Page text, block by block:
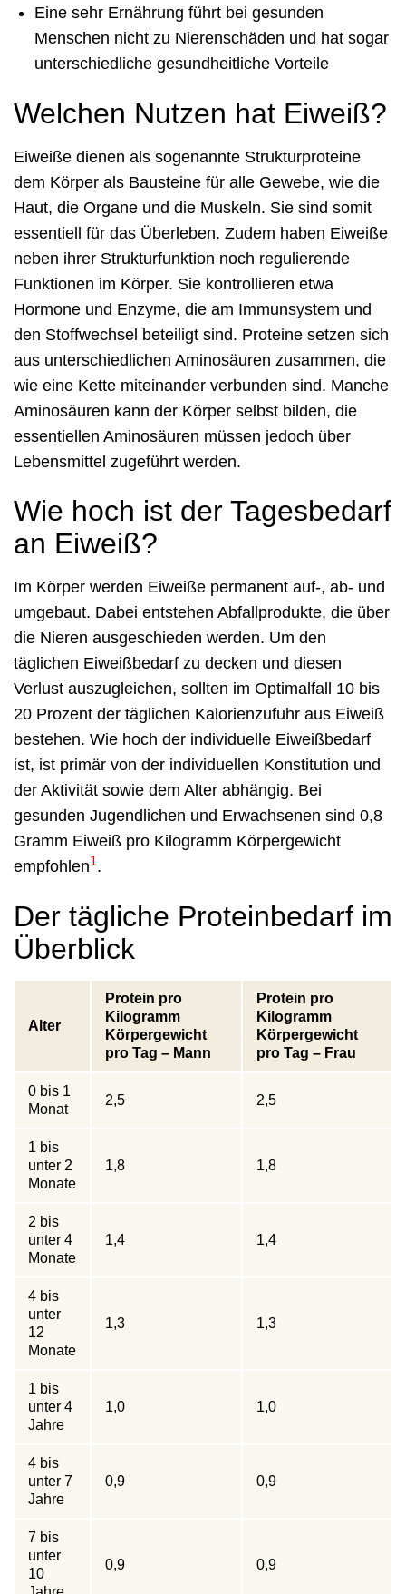
Eine sehr Ernährung führt bei gesunden
Menschen nicht zu Nierenschäden und hat sogar
unterschiedliche gesundheitliche Vorteile
Welchen Nutzen hat Eiweiß?
Eiweiße dienen als sogenannte Strukturproteine
dem Körper als Bausteine für alle Gewebe, wie die
Haut, die Organe und die Muskeln. Sie sind somit
essentiell für das Überleben. Zudem haben Eiweiße
neben ihrer Strukturfunktion noch regulierende
Funktionen im Körper. Sie kontrollieren etwa
Hormone und Enzyme, die am Immunsystem und
den Stoffwechsel beteiligt sind. Proteine setzen sich
aus unterschiedlichen Aminosäuren zusammen, die
wie eine Kette miteinander verbunden sind. Manche
Aminosäuren kann der Körper selbst bilden, die
essentiellen Aminosäuren müssen jedoch über
Lebensmittel zugeführt werden.
Wie hoch ist der Tagesbedarf
an Eiweiß?
Im Körper werden Eiweiße permanent auf-, ab- und
umgebaut. Dabei entstehen Abfallprodukte, die über
die Nieren ausgeschieden werden. Um den
täglichen Eiweißbedarf zu decken und diesen
Verlust auszugleichen, sollten im Optimalfall 10 bis
20 Prozent der täglichen Kalorienzufuhr aus Eiweiß
bestehen. Wie hoch der individuelle Eiweißbedarf
ist, ist primär von der individuellen Konstitution und
der Aktivität sowie dem Alter abhängig. Bei
gesunden Jugendlichen und Erwachsenen sind 0,8
Gramm Eiweiß pro Kilogramm Körpergewicht
empfohlen1.
Der tägliche Proteinbedarf im
Überblick
Alter
Protein pro
Kilogramm
Körpergewicht
pro Tag – Mann
Protein pro
Kilogramm
Körpergewicht
pro Tag – Frau
0 bis 1
Monat
2,5 2,5
1 bis
unter 2
Monate
1,8 1,8
2 bis
unter 4
Monate
1,4 1,4
4 bis
unter
12
Monate
1,3 1,3
1 bis
unter 4
Jahre
1,0 1,0
4 bis
unter 7
Jahre
0,9 0,9
7 bis
unter
10
0,9 0,9